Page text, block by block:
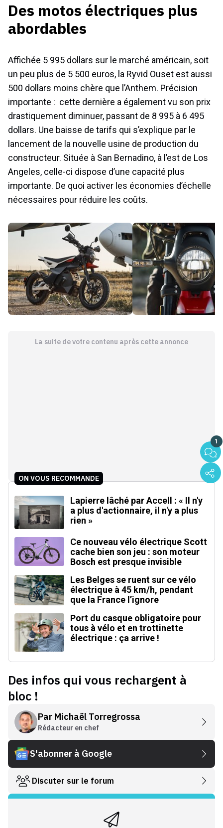
Des motos électriques plus
abordables
Affichée 5 995 dollars sur le marché américain, soit
un peu plus de 5 500 euros, la Ryvid Ouset est aussi
500 dollars moins chère que l’Anthem. Précision
importante : cette dernière a également vu son prix
drastiquement diminuer, passant de 8 995 à 6 495
dollars. Une baisse de tarifs qui s’explique par le
lancement de la nouvelle usine de production du
constructeur. Située à San Bernadino, à l’est de Los
Angeles, celle-ci dispose d’une capacité plus
importante. De quoi activer les économies d’échelle
nécessaires pour réduire les coûts.
La suite de votre contenu après cette annonce
1
ON VOUS RECOMMANDE
Lapierre lâché par Accell : « Il n'y
a plus d'actionnaire, il n'y a plus
rien »
Ce nouveau vélo électrique Scott
cache bien son jeu : son moteur
Bosch est presque invisible
Les Belges se ruent sur ce vélo
électrique à 45 km/h, pendant
que la France l’ignore
Port du casque obligatoire pour
tous à vélo et en trottinette
électrique : ça arrive !
Des infos qui vous rechargent à
bloc !
Par Michaël Torregrossa
Rédacteur en chef
S'abonner à Google
Discuter sur le forum